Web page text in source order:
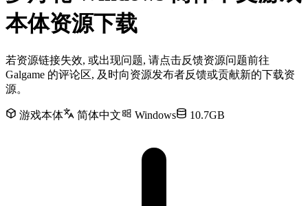
本体资源下载
若资源链接失效, 或出现问题, 请点击反馈资源问题前往
Galgame 的评论区, 及时向资源发布者反馈或贡献新的下载资
源。
游戏本体 简体中文 Windows 10.7GB